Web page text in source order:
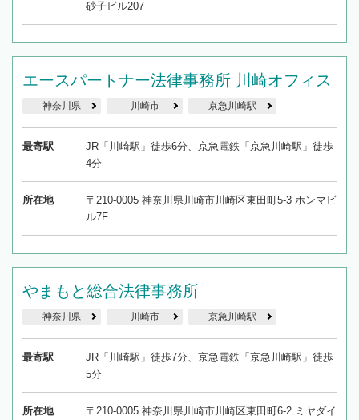
砂子ビル207
エースパートナー法律事務所 川崎オフィス
神奈川県 川崎市 京急川崎駅
最寄駅
JR「川崎駅」徒歩6分、京急電鉄「京急川崎駅」徒歩
4分
所在地
〒210-0005 神奈川県川崎市川崎区東田町5-3 ホンマビ
ル7F
やまもと総合法律事務所
神奈川県 川崎市 京急川崎駅
最寄駅
JR「川崎駅」徒歩7分、京急電鉄「京急川崎駅」徒歩
5分
所在地 〒210-0005 神奈川県川崎市川崎区東田町6-2 ミヤダイ